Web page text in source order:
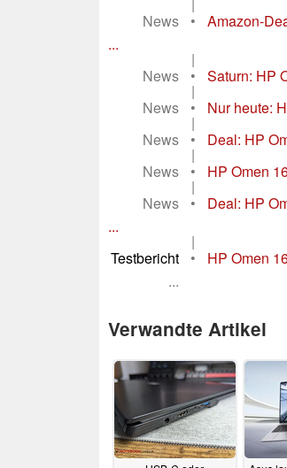
News
•
Amazon-
...
|
News
• Saturn: HP
|
News
• Nur heute:
|
News
• Deal: HP
|
News
• HP Omen
|
News
•
Deal: HP
...
|
Testbericht
•
HP Omen
...
Verwandte Artikel